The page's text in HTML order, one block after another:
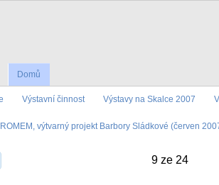
Domů
Výstavní činnost Výstavy na Skalce 2007
výtvarný projekt Barbory Sládkové (červen
9 ze 24